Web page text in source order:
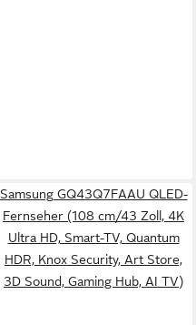
Samsung GQ43Q7FAAU QLED-
Fernseher (108 cm/43 Zoll, 4K
Ultra HD, Smart-TV, Quantum
HDR, Knox Security, Art Store,
3D Sound, Gaming Hub, AI TV)